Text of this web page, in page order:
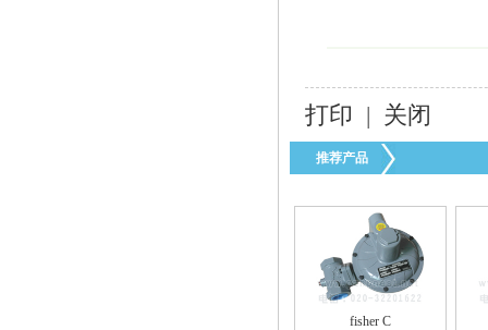
打印 | 关闭
推荐产品
fisher C